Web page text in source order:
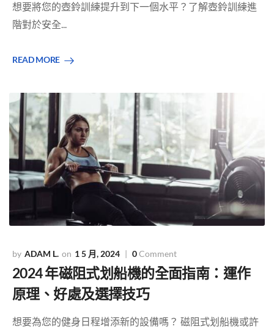
想要將您的壺鈴訓練提升到下一個水平？了解壺鈴訓練進
階對於安全...
READ MORE
ADAM L. 1 5 月, 2024 0Comment
2024 年磁阻式划船機的全面指南：運作
原理、好處及選擇技巧
想要為您的健身日程增添新的設備嗎？ 磁阻式划船機或許